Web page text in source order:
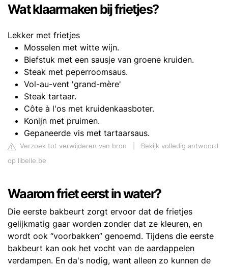
Wat klaarmaken bij frietjes?
Lekker met frietjes
Mosselen met witte wijn.
Biefstuk met een sausje van groene kruiden.
Steak met peperroomsaus.
Vol-au-vent 'grand-mère'
Steak tartaar.
Côte à l'os met kruidenkaasboter.
Konijn met pruimen.
Gepaneerde vis met tartaarsaus.
Verzoek tot verwijderen van bron
Bekijk volledig antwoord
op libelle.be
Waarom friet eerst in water?
Die eerste bakbeurt zorgt ervoor dat de frietjes
gelijkmatig gaar worden zonder dat ze kleuren, en
wordt ook “voorbakken” genoemd. Tijdens die eerste
bakbeurt kan ook het vocht van de aardappelen
verdampen. En da's nodig, want alleen zo kunnen de